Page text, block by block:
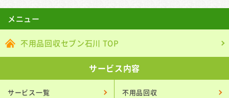
メニュー
不用品回収セブン石川 TOP
サービス内容
サービス一覧 不用品回収